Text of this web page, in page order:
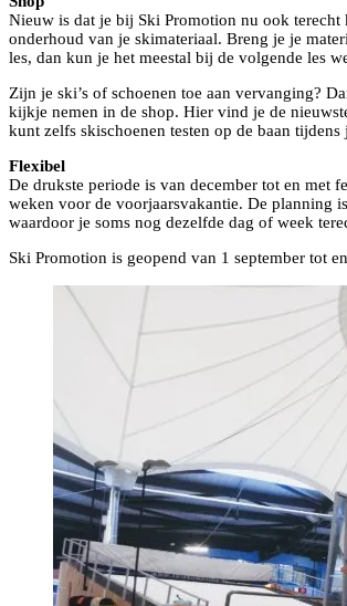
Nieuw is dat je bij Ski Promotion nu ook terecht
onderhoud van je skimateriaal. Breng je je
les, dan kun je het meestal bij de volgende les
Zijn je ski’s of schoenen toe aan vervanging?
kijkje nemen in de shop. Hier vind je de
kunt zelfs skischoenen testen op de baan tijdens
Flexibel
De drukste periode is van december tot en met
weken voor de voorjaarsvakantie. De planning
waardoor je soms nog dezelfde dag of week
Ski Promotion is geopend van 1 september tot